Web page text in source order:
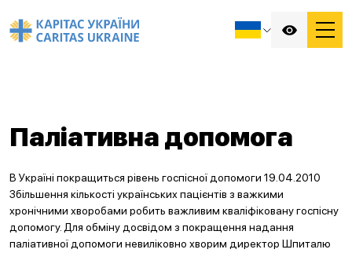
Паліативна допомога
В Україні покращиться рівень госпісної допомоги 19.04.2010
Збільшення кількості українських пацієнтів з важкими
хронічними хворобами робить важливим кваліфіковану госпісну
допомогу. Для обміну досвідом з покращення надання
паліативної допомоги невиліковно хворим директор Шпиталю